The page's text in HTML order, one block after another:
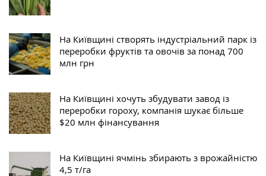
На Київщині створять індустріальний парк із
переробки фруктів та овочів за понад 700
млн грн
На Київщині хочуть збудувати завод із
переробки гороху, компанія шукає більше
$20 млн фінансування
На Київщині ячмінь збирають з врожайністю
4,5 т/га